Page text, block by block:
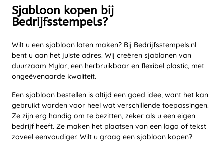
Sjabloon kopen bij
Bedrijfsstempels?
Wilt u een sjabloon laten maken? Bij Bedrijfsstempels.nl
bent u aan het juiste adres. Wij creëren sjablonen van
duurzaam Mylar, een herbruikbaar en flexibel plastic, met
ongeëvenaarde kwaliteit.
Een sjabloon bestellen is altijd een goed idee, want het kan
gebruikt worden voor heel wat verschillende toepassingen.
Ze zijn erg handig om te bezitten, zeker als u een eigen
bedrijf heeft. Ze maken het plaatsen van een logo of tekst
zoveel eenvoudiger. Wilt u graag een sjabloon kopen?